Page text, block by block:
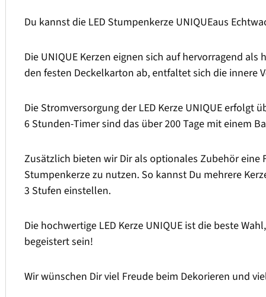
Du kannst die LED Stumpenkerze UNIQUEaus
Die UNIQUE Kerzen eignen sich auf hervorragend
den festen Deckelkarton ab, entfaltet sich die innere
Die Stromversorgung der LED Kerze UNIQUE erfolgt
6 Stunden-Timer sind das über 200 Tage mit einem
Zusätzlich bieten wir Dir als optionales Zubehör eine
Stumpenkerze zu nutzen. So kannst Du mehrere
3 Stufen einstellen.
Die hochwertige LED Kerze UNIQUE ist die beste
begeistert sein!
Wir wünschen Dir viel Freude beim Dekorieren und